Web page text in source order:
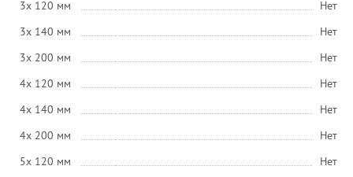
3x 120 мм
Нет
3x 140 мм
Нет
3x 200 мм
Нет
4x 120 мм
Нет
4x 140 мм
Нет
4x 200 мм
Нет
5x 120 мм
Нет